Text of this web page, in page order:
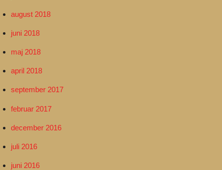
august 2018
juni 2018
maj 2018
april 2018
september 2017
februar 2017
december 2016
juli 2016
juni 2016